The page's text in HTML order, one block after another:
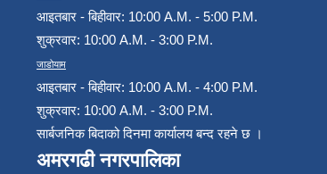
आइतबार - बिहीवार: 10:00 A.M. - 5:00 P.M.
शुक्रवार: 10:00 A.M. - 3:00 P.M.
जाडोयाम
आइतबार - बिहीवार: 10:00 A.M. - 4:00 P.M.
शुक्रवार: 10:00 A.M. - 3:00 P.M.
सार्बजनिक बिदाको दिनमा कार्यालय बन्द रहने छ ।
अमरगढी नगरपालिका